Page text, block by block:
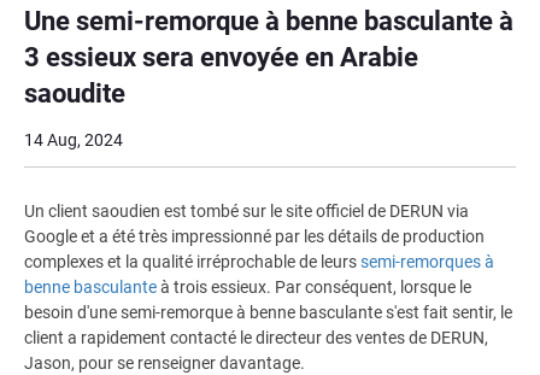
Une semi-remorque à benne basculante à
3 essieux sera envoyée en Arabie
saoudite
14 Aug, 2024
Un client saoudien est tombé sur le site officiel de DERUN via
Google et a été très impressionné par les détails de production
complexes et la qualité irréprochable de leurssemi-remorques à
benne basculanteà trois essieux. Par conséquent, lorsque le
besoin d'une semi-remorque à benne basculante s'est fait sentir, le
client a rapidement contacté le directeur des ventes de DERUN,
Jason, pour se renseigner davantage.